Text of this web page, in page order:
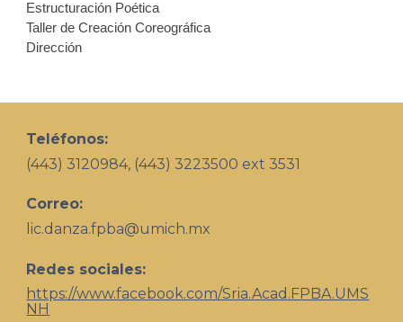
Estructuración Poética
Taller de Creación Coreográfica
Dirección
Teléfonos:
(443) 3120984, (443) 3223500 ext 3531
Correo:
lic.danza.fpba@umich.mx
Redes sociales:
https://www.facebook.com/Sria.Acad.FPBA.UMS
NH